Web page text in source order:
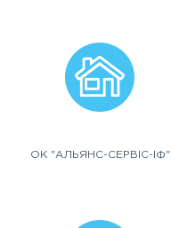
ОК "АЛЬЯНС-СЕРВІС-ІФ"